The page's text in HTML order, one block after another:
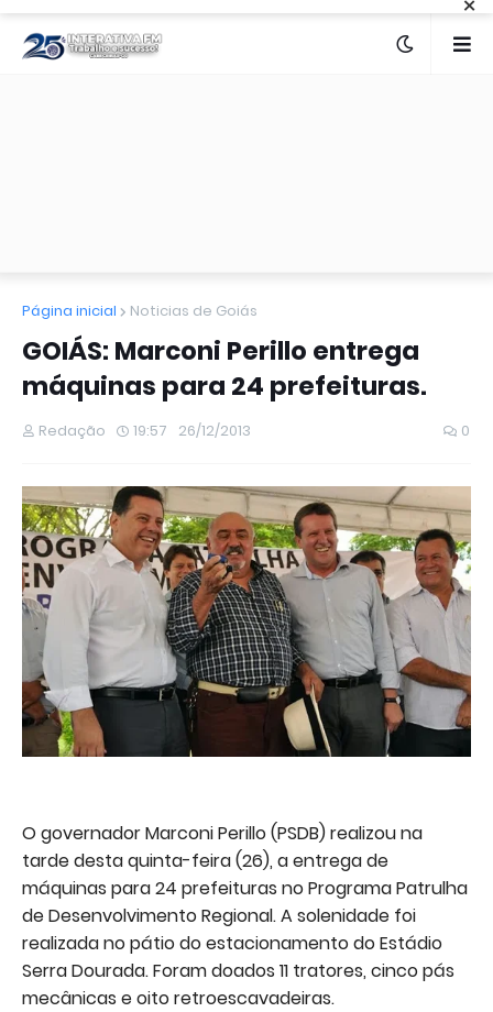
Página inicial Noticias de Goiás
GOIÁS: Marconi Perillo entrega
máquinas para 24 prefeituras.
Redação 19:57 26/12/2013 0
O governador Marconi Perillo (PSDB) realizou na
tarde desta quinta-feira (26), a entrega de
máquinas para 24 prefeituras no Programa Patrulha
de Desenvolvimento Regional. A solenidade foi
realizada no pátio do estacionamento do Estádio
Serra Dourada. Foram doados 11 tratores, cinco pás
mecânicas e oito retroescavadeiras.